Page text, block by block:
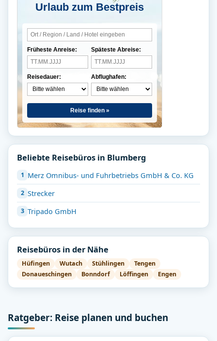
Urlaub zum Bestpreis
Früheste Anreise:
Reisedauer:
Späteste Abreise:
Abflughafen:
Reise finden »
Beliebte Reisebüros in Blumberg
Merz Omnibus- und Fuhrbetriebs GmbH & Co. KG
Strecker
Tripado GmbH
Reisebüros in der Nähe
Hüfingen Wutach Stühlingen
Tengen
Donaueschingen
Bonndorf Löffingen Engen
Ratgeber: Reise planen und buchen